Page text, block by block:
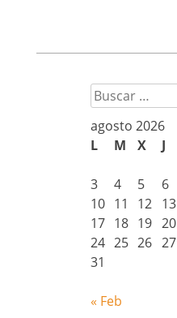
Buscar
agosto 2026
L
M X J
3
4 5 6
10 11 12 13
17 18 19 20
24 25 26 27
31
« Feb